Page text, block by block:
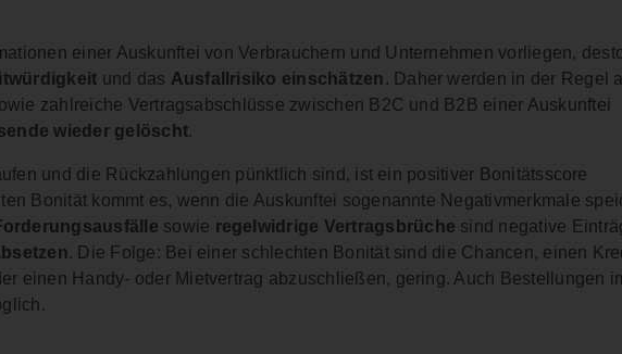
einer Auskunftei von Verbrauchern und Unternehmen vorliegen,
und das Ausfallrisiko einschätzen . Daher werden in der Regel
zahlreiche Vertragsabschlüsse zwischen B2C und B2B einer Auskunftei
wieder gelöscht.
und die Rückzahlungen pünktlich sind, ist ein positiver Bonitätsscore
Bonität kommt es, wenn die Auskunftei sogenannte Negativmerkmale
sowie regelwidrige Vertragsbrüche sind negative
. Die Folge: Bei einer schlechten Bonität sind die Chancen, einen
einen Handy- oder Mietvertrag abzuschließen, gering. Auch Bestellungen